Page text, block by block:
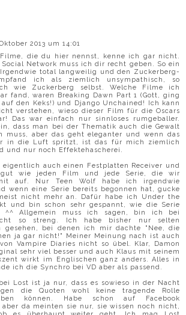
2013 um 14:01
die du hier nennst, kenne ich gar nicht.
Network muss ich dir recht geben. So ein
total langweilig und den Zuckerberg-
ich als ziemlich unsympathisch, so
wie Zuckerberg selbst. Welche Filme ich
fand, waren Breaking Dawn Part 1 (Gott, ging
den Keks!) und Django Unchained! Ich kann
verstehen, wieso dieser Film für die Oscars
Das war einfach nur sinnloses rumgeballer.
dass man bei der Thematik auch die Gewalt
muss, aber das geht eleganter und wenn das
in die Luft spritzt, ist das für mich ziemlich
und nur noch Effektehascherei.
auch einen Festplatten Receiver und
gut wie jeden Film und jede Serie, die wir
auf. Nur Teen Wolf habe ich irgendwie
wenn eine Serie bereits begonnen hat, gucke
nicht mehr an. Dafür habe ich Under the
und bin schon sehr gespannt, wie die Serie
^^ Allgemein muss ich sagen, bin ich bei
so streng. Ich habe bisher nur selten
gesehen, bei denen ich mir dachte "Nee, die
ja gar nicht!" Meiner Meinung nach ist auch
Vampire Diaries nicht so übel. Klar, Damon
sehr viel besser und auch Klaus mit seinem
wirkt im Englischen ganz anders. Alles in
ich die Synchro bei VD aber als passend.
Lost ist ja nur, dass es sowieso in der Nacht
die Quoten wohl keine tragende Rolle
können. Habe schon auf Facebook
da meinten sie nur, sie wissen noch nicht,